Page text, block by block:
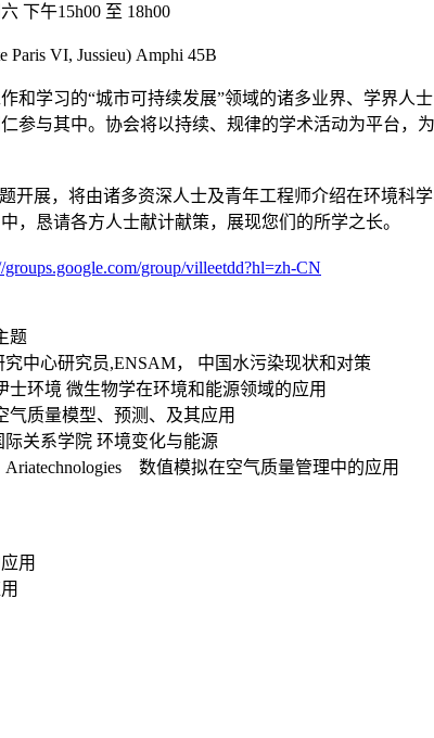
下午15h00 至 18h00
Paris VI, Jussieu) Amphi 45B
和学习的“城市可持续发展”领域的诸多业界、学界人
参与其中。协会将以持续、规律的学术活动为平台
开展，将由诸多资深人士及青年工程师介绍在环境
，恳请各方人士献计献策，展现您们的所学之长。
groups.google.com/group/villeetdd?hl=zh-CN
题
中心研究员,ENSAM， 中国水污染现状和对策
士环境 微生物学在环境和能源领域的应用
气质量模型、预测、及其应用
关系学院 环境变化与能源
数值模拟在空气质量管理中的应用
用